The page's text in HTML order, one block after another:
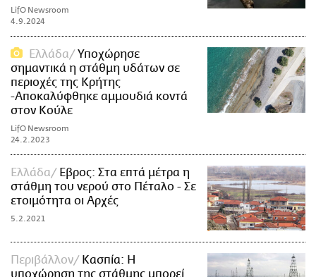
LifO Newsroom
4.9.2024
Ελλάδα
Υποχώρησε
σημαντικά η στάθμη υδάτων σε
περιοχές της Κρήτης
-Αποκαλύφθηκε αμμουδιά κοντά
στον Κούλε
LifO Newsroom
24.2.2023
Ελλάδα
Εβρος: Στα επτά μέτρα η
στάθμη του νερού στο Πέταλο - Σε
ετοιμότητα οι Αρχές
5.2.2021
Περιβάλλον
Κασπία: Η
υποχώρηση της στάθμης μπορεί